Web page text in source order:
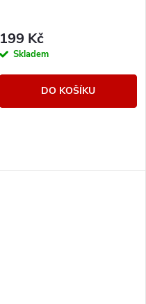
199 Kč
Skladem
DO KOŠÍKU